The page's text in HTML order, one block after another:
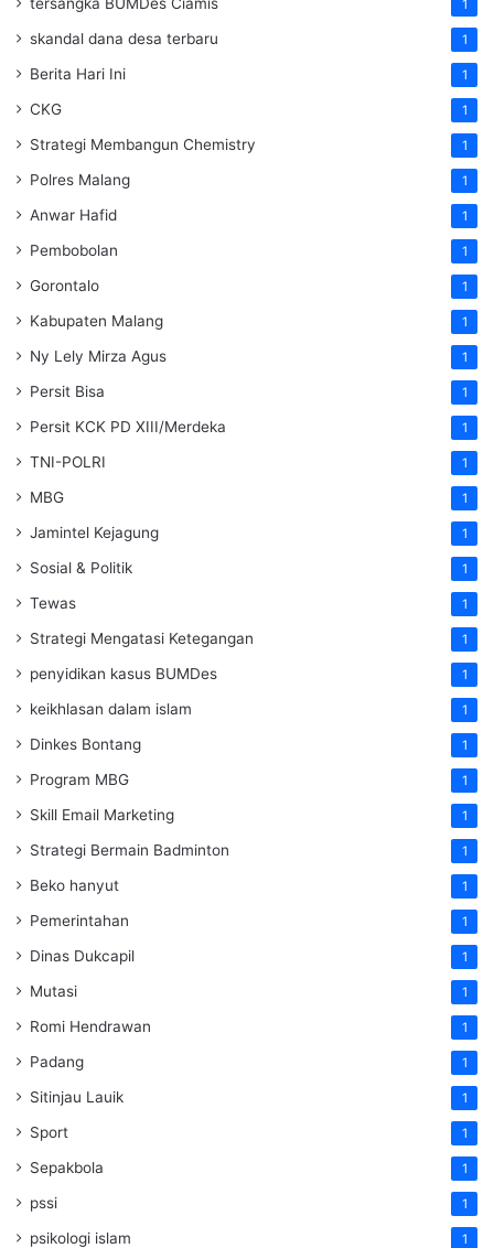
1
skandal dana desa terbaru 1
Berita Hari Ini 1
CKG 1
Strategi Membangun Chemistry 1
Polres Malang 1
Anwar Hafid 1
Pembobolan 1
Gorontalo 1
Kabupaten Malang 1
Ny Lely Mirza Agus 1
Persit Bisa 1
Persit KCK PD XIII/Merdeka 1
TNI-POLRI 1
MBG 1
Jamintel Kejagung 1
Sosial & Politik 1
Tewas 1
Strategi Mengatasi Ketegangan 1
penyidikan kasus BUMDes 1
keikhlasan dalam islam 1
Dinkes Bontang 1
Program MBG 1
Skill Email Marketing 1
Strategi Bermain Badminton 1
Beko hanyut 1
Pemerintahan 1
Dinas Dukcapil 1
Mutasi 1
Romi Hendrawan 1
Padang 1
Sitinjau Lauik 1
Sport 1
Sepakbola 1
pssi 1
psikologi islam 1